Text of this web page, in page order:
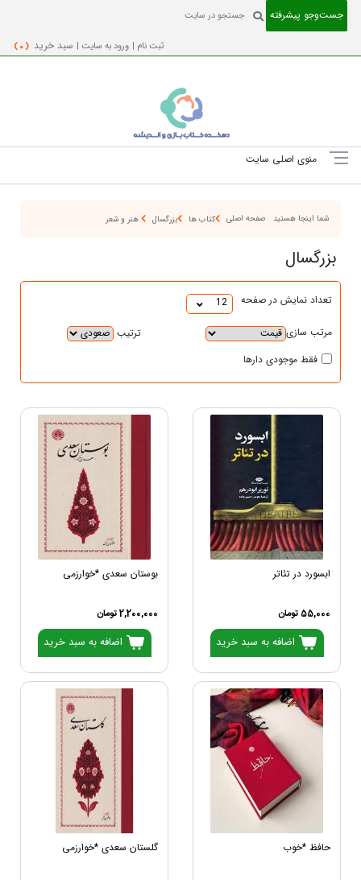
جست‌و‌جو پیشرفته
ثبت نام | ورود به سایت | سبد خرید ( 0 )
منوی اصلی سایت
شما اینجا هستید صفحه اصلی کتاب ها بزرگسال هنر و شعر
بزرگسال
12 تعداد نمایش در صفحه
مرتب سازی ترتیب
فقط موجودی دارها
ابسورد در تئاتر
55,000 تومان
اضافه به سبد خرید
بوستان سعدی *خوارزمی
2,200,000 تومان
اضافه به سبد خرید
حافظ *خوب گلستان سعدی *خوارزمی